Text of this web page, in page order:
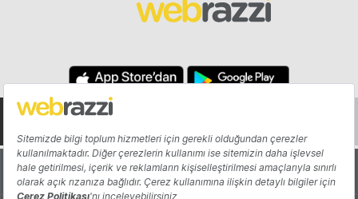
Hakkında Yazarlar